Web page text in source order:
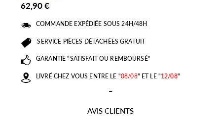
Prix
normal
62,90 €
COMMANDE EXPÉDIÉE SOUS 24H/48H
SERVICE PIÈCES DÉTACHÉES GRATUIT
GARANTIE "SATISFAIT OU REMBOURSÉ"
LIVRÉ CHEZ VOUS ENTRE LE "08/08" ET LE "12/08"
-
AVIS CLIENTS